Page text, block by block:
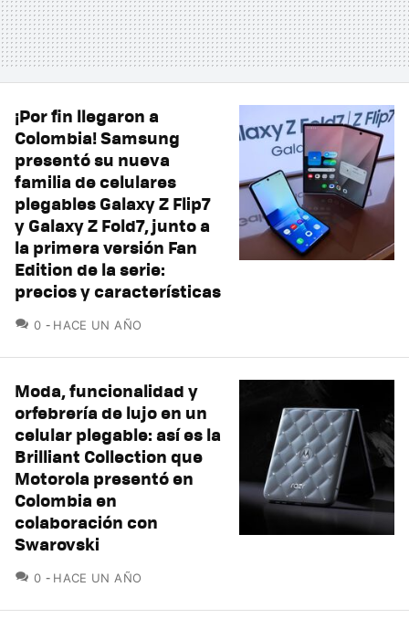
¡Por fin llegaron a
Colombia! Samsung
presentó su nueva
familia de celulares
plegables Galaxy Z Flip7
y Galaxy Z Fold7, junto a
la primera versión Fan
Edition de la serie:
precios y características
0 COMENTARIOS
HACE UN AÑO
Moda, funcionalidad y
orfebrería de lujo en un
celular plegable: así es la
Brilliant Collection que
Motorola presentó en
Colombia en
colaboración con
Swarovski
0 COMENTARIOS
HACE UN AÑO